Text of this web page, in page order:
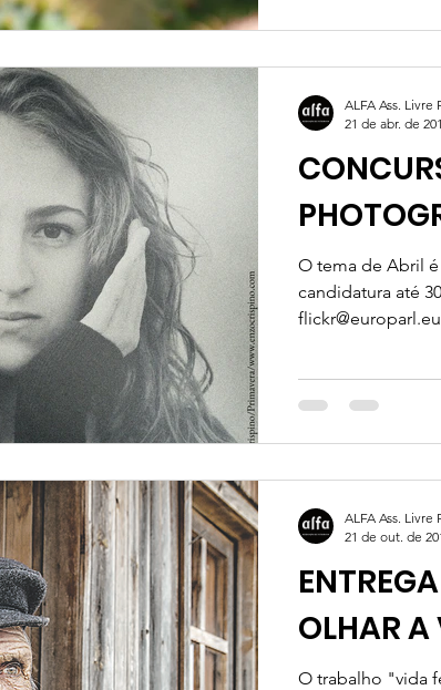
O tema de Abril é
candidatura até
flickr@europarl.europa.eu e pode ser
ALFA Ass.
21 de abr. de
OLHAR
O trabalho "vida feita de mar", da autoria de José Duarte
ALFA Ass.
21 de out. de